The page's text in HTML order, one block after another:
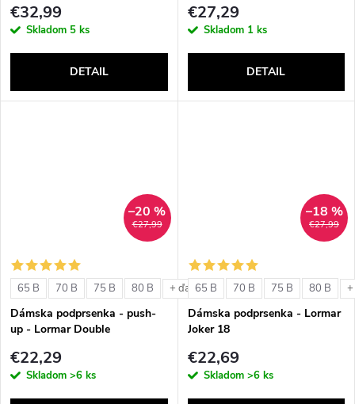
€32,99
Skladom 5 ks
DETAIL
€27,29
Skladom 1 ks
DETAIL
€27,99
–20 %
65 B 70 B 75 B 80 B + ďalšie
Dámska podprsenka - push-
up - Lormar Double
€22,29
Skladom >6 ks
€27,99
–18 %
65 B 70 B 75 B 80 B
Dámska podprsenka - Lormar
Joker 18
€22,69
Skladom >6 ks